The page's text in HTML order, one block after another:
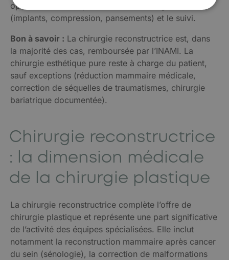
opératoires, ainsi que le matériel chirurgical
(implants, compression, pansements) et le suivi.
Bon à savoir : La chirurgie reconstructrice est, dans
la majorité des cas, remboursée par l’INAMI. La
chirurgie esthétique pure reste à charge du patient,
sauf exceptions (réduction mammaire médicale,
correction de séquelles de traumatismes, chirurgie
bariatrique documentée).
Chirurgie reconstructrice
: la dimension médicale
de la chirurgie plastique
La chirurgie reconstructrice complète l’offre de
chirurgie plastique et représente une part significative
de l’activité des équipes spécialisées. Elle inclut
notamment la reconstruction mammaire après cancer
du sein (sénologie), la correction de malformations